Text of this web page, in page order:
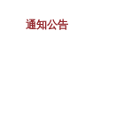
通知公告